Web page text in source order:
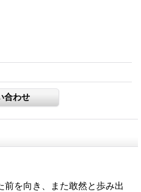
前を向き、また敢然と歩み出